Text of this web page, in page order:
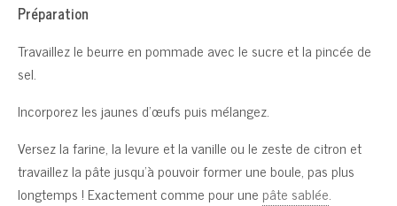
Préparation
Travaillez le beurre en pommade avec le sucre et la pincée de
sel.
Incorporez les jaunes d’œufs puis mélangez.
Versez la farine, la levure et la vanille ou le zeste de citron et
travaillez la pâte jusqu’à pouvoir former une boule, pas plus
longtemps ! Exactement comme pour une pâte sablée.